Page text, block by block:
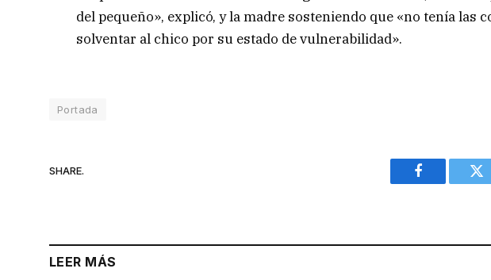
del pequeño», explicó, y la madre sosteniendo que «no tenía las
solventar al chico por su estado de vulnerabilidad».
Portada
SHARE.
Facebook
LEER MÁS